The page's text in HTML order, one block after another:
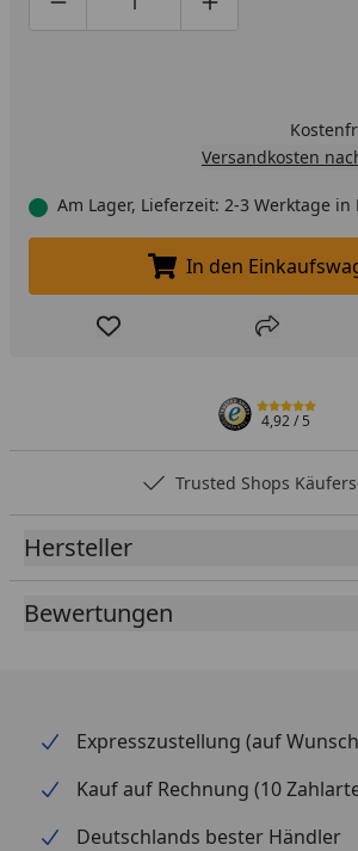
Produktmenge um eins verringern
Produktmenge manuell
Produktmenge
Versandkosten
Am Lager, Lieferzeit: 2-3 Werktage in
In den
In den
Produkt zur Wunschliste
Teilen
4,92/ 5
Trusted Shops
Hersteller
Bewertungen
Expresszustellung (auf
Kauf auf Rechnung (10
Deutschlands bester Händler